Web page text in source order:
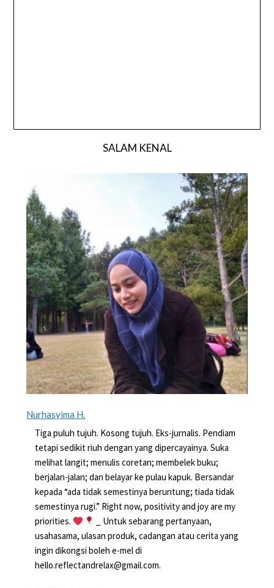
SALAM KENAL
Nurhasyima H.
Tiga puluh tujuh. Kosong tujuh. Eks-jurnalis. Pendiam
tetapi sedikit riuh dengan yang dipercayainya. Suka
melihat langit; menulis coretan; membelek buku;
berjalan-jalan; dan belayar ke pulau kapuk. Bersandar
kepada “ada tidak semestinya beruntung; tiada tidak
semestinya rugi.” Right now, positivity and joy are my
priorities.
_ Untuk sebarang pertanyaan,
usahasama, ulasan produk, cadangan atau cerita yang
ingin dikongsi boleh e-mel di
hello.reflectandrelax@gmail.com.